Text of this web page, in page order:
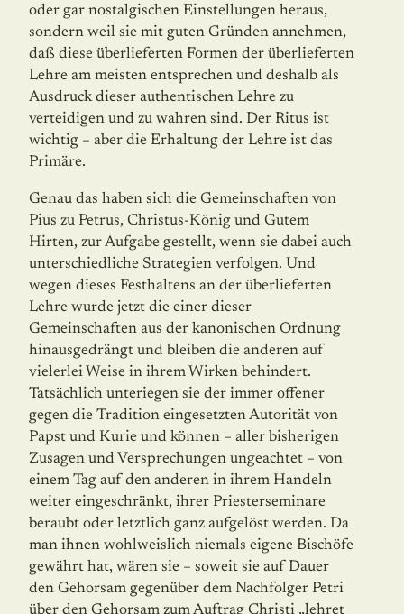
oder gar nostalgischen Einstellungen heraus,
sondern weil sie mit guten Gründen annehmen,
daß diese überlieferten Formen der überlieferten
Lehre am meisten entsprechen und deshalb als
Ausdruck dieser authentischen Lehre zu
verteidigen und zu wahren sind. Der Ritus ist
wichtig – aber die Erhaltung der Lehre ist das
Primäre.
Genau das haben sich die Gemeinschaften von
Pius zu Petrus, Christus-König und Gutem
Hirten, zur Aufgabe gestellt, wenn sie dabei auch
unterschiedliche Strategien verfolgen. Und
wegen dieses Festhaltens an der überlieferten
Lehre wurde jetzt die einer dieser
Gemeinschaften aus der kanonischen Ordnung
hinausgedrängt und bleiben die anderen auf
vielerlei Weise in ihrem Wirken behindert.
Tatsächlich unter­iegen sie der immer offener
gegen die Tradition eingesetzten Autorität von
Papst und Kurie und können – aller bisherigen
Zusagen und Versprechungen ungeachtet – von
einem Tag auf den anderen in ihrem Handeln
weiter eingeschränkt, ihrer Priester­se­minare
beraubt oder letztlich ganz aufgelöst werden. Da
man ihnen wohlweislich niemals eigene Bischöfe
gewährt hat, wären sie – soweit sie auf Dauer
den Gehorsam gegenüber dem Nachfolger Petri
über den Gehorsam zum Auftrag Christi „lehret